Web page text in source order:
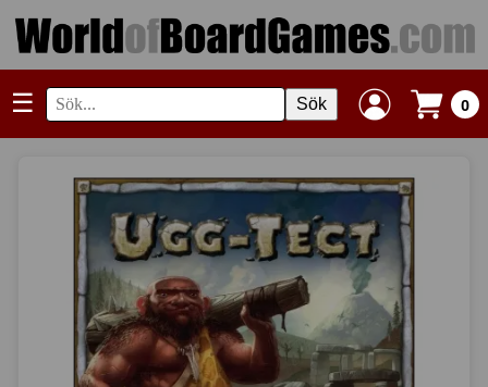
☰ Sök 0